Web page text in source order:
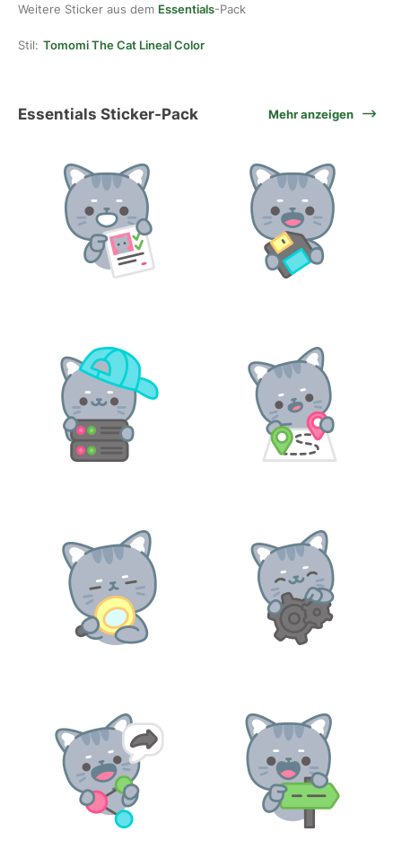
Weitere Sticker aus dem Essentials-Pack
Stil: Tomomi The Cat Lineal Color
Essentials Sticker-Pack Mehr anzeigen